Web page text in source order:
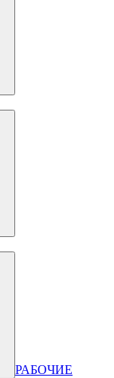
РАБОЧИЕ